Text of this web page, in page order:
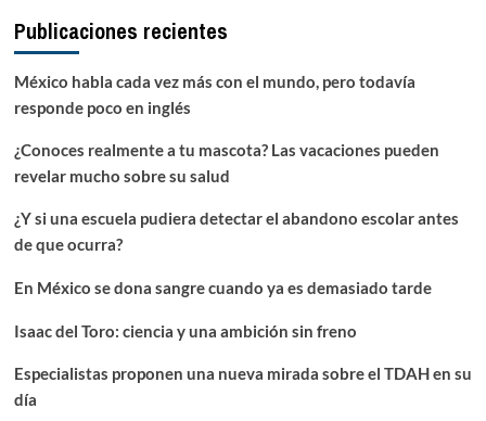
Publicaciones recientes
México habla cada vez más con el mundo, pero todavía
responde poco en inglés
¿Conoces realmente a tu mascota? Las vacaciones pueden
revelar mucho sobre su salud
¿Y si una escuela pudiera detectar el abandono escolar antes
de que ocurra?
En México se dona sangre cuando ya es demasiado tarde
Isaac del Toro: ciencia y una ambición sin freno
Especialistas proponen una nueva mirada sobre el TDAH en su
día